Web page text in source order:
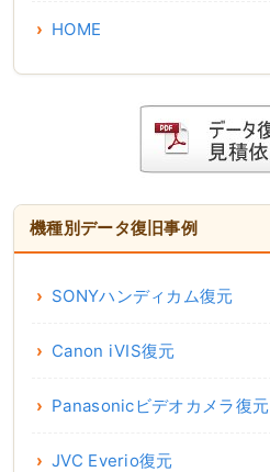
HOME
機種別データ復旧事例
SONYハンディカム復元
Canon iVIS復元
Panasonicビデオカメラ復元
JVC Everio復元